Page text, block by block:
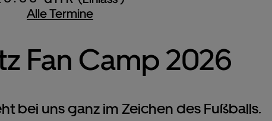
Alle Termine
Fan Camp 2026
bei uns ganz im Zeichen des Fußballs.